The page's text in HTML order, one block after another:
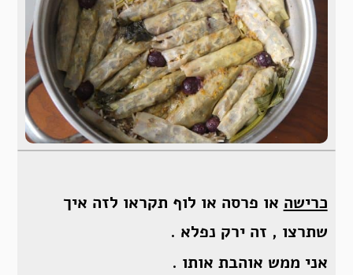
כרישה או פרסה או לוף תקראו לזה איך
שתרצו , זה ירק נפלא .
אני ממש אוהבת אותו .